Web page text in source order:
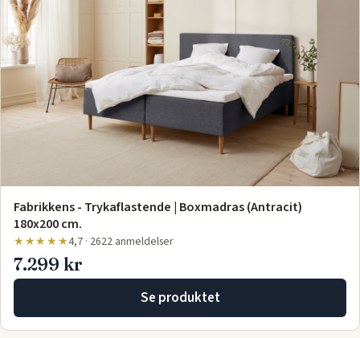
Fabrikkens - Trykaflastende | Boxmadras (Antracit)
180x200 cm.
★★★★★4,7 · 2622 anmeldelser
7.299 kr
Se produktet